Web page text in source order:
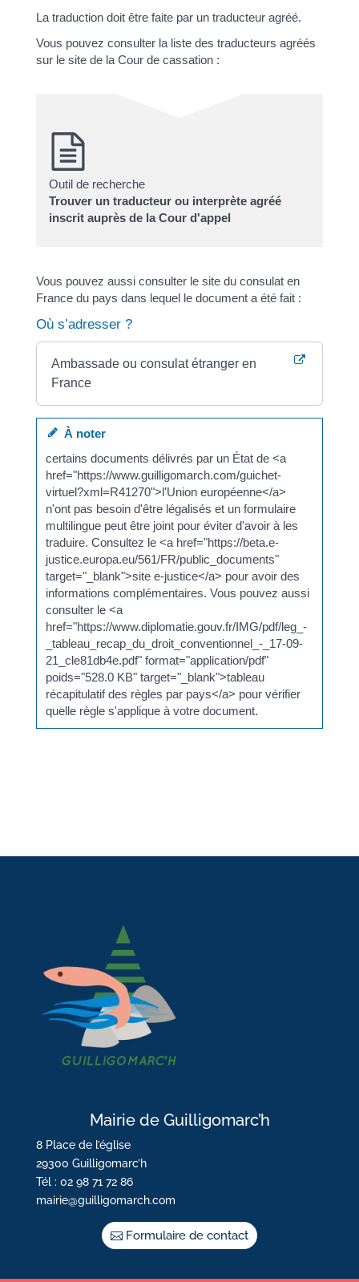
La traduction doit être faite par un traducteur agréé.
Vous pouvez consulter la liste des traducteurs agréés
sur le site de la Cour de cassation :
Outil de recherche
Trouver un traducteur ou interprète agréé
inscrit auprès de la Cour d'appel
Vous pouvez aussi consulter le site du consulat en
France du pays dans lequel le document a été fait :
Où s’adresser ?
Ambassade ou consulat étranger en
France
À noter
certains documents délivrés par un État de <a
href="https://www.guilligomarch.com/guichet-
virtuel?xml=R41270">l'Union européenne</a>
n'ont pas besoin d'être légalisés et un formulaire
multilingue peut être joint pour éviter d'avoir à les
traduire. Consultez le <a href="https://beta.e-
justice.europa.eu/561/FR/public_documents"
target="_blank">site e-justice</a> pour avoir des
informations complémentaires. Vous pouvez aussi
consulter le <a
href="https://www.diplomatie.gouv.fr/IMG/pdf/leg_-
_tableau_recap_du_droit_conventionnel_-_17-09-
21_cle81db4e.pdf" format="application/pdf"
poids="528.0 KB" target="_blank">tableau
récapitulatif des règles par pays</a> pour vérifier
quelle règle s'applique à votre document.
Mairie de Guilligomarc’h
8 Place de l’église
29300 Guilligomarc’h
Tél : 02 98 71 72 86
mairie@guilligomarch.com
Formulaire de contact